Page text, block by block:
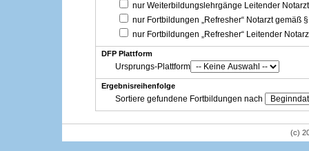
nur Weiterbildungslehrgänge Leitender
nur Fortbildungen „Refresher“ Notarzt gemäß
nur Fortbildungen „Refresher“ Leitender
DFP Plattform
Ursprungs-Plattform
Ergebnisreihenfolge
Sortiere gefundene Fortbildungen nach
(c)